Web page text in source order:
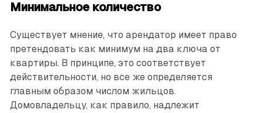
Минимальное количество
Существует мнение, что арендатор имеет право
претендовать как минимум на два ключа от
квартиры. В принципе, это соответствует
действительности, но все же определяется
главным образом числом жильцов.
Домовладельцу, как правило, надлежит